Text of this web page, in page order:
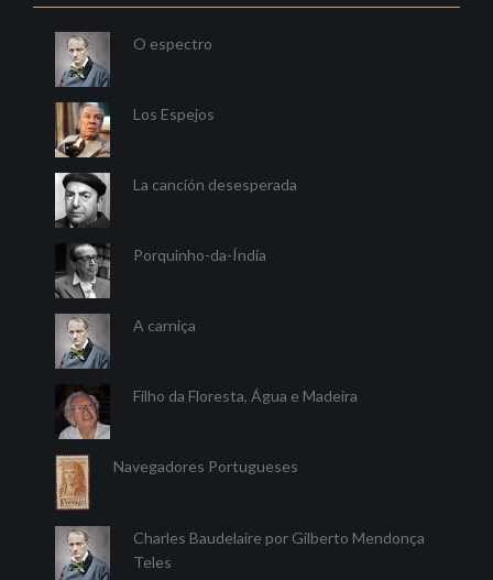
O espectro
Los Espejos
La canción desesperada
Porquinho-da-Índia
A carniça
Filho da Floresta, Água e Madeira
Navegadores Portugueses
Charles Baudelaire por Gilberto Mendonça
Teles